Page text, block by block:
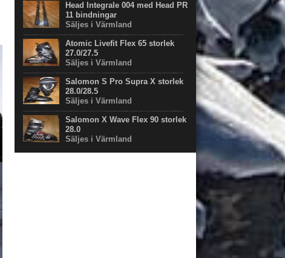
Head Integrale 004 med Head PR
11 bindningar
Säljes i Värmland
Atomic Livefit Flex 65 storlek
27.0/27.5
Säljes i Värmland
Salomon S Pro Supra X storlek
28.0/28.5
Säljes i Värmland
Salomon X Wave Flex 90 storlek
28.0
Säljes i Värmland